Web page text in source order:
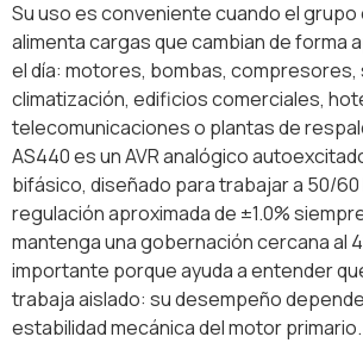
Su uso es conveniente cuando el
alimenta cargas que cambian de forma
el día: motores, bombas, compresores,
climatización, edificios comerciales,
telecomunicaciones o plantas de
AS440 es un AVR analógico
bifásico, diseñado para trabajar a 50/
regulación aproximada de ±1.0%
mantenga una gobernación cercana al
importante porque ayuda a entender
trabaja aislado: su desempeño
estabilidad mecánica del motor primario.